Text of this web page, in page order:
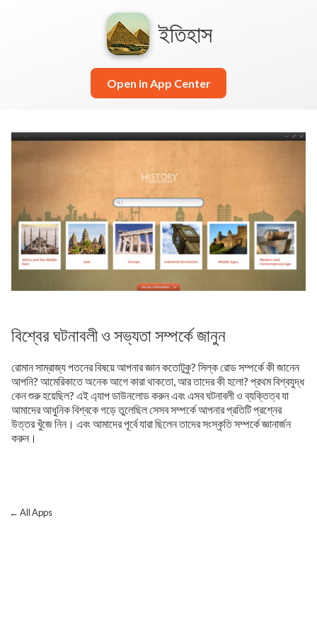
ইতিহাস
Open in App Center
বিশ্বের ঘটনাবলী ও সভ্যতা সম্পর্কে জানুন
রোমান সাম্রাজ্য পতনের বিষয়ে আপনার জ্ঞান কতোটুকু? সিল্ক রোড সম্পর্কে কী জানেন
আপনি? আমেরিকাতে অনেক আগে কারা থাকতো, আর তাদের কী হলো? প্রথম বিশ্বযুদ্ধ
কেন শুরু হয়েছিল? এই এ্যাপ ডাউনলোড করুন এবং এসব ঘটনাবলী ও ব্যক্তিত্ব যা
আমাদের আধুনিক বিশ্বকে গড়ে তুলেছিল সেসব সম্পর্কে আপনার প্রতিটি প্রশ্নের
উত্তর খুঁজে নিন। এবং আমাদের পূর্বে যারা ছিলেন তাদের সংস্কৃতি সম্পর্কে জ্ঞানার্জন
করুন।
← All Apps